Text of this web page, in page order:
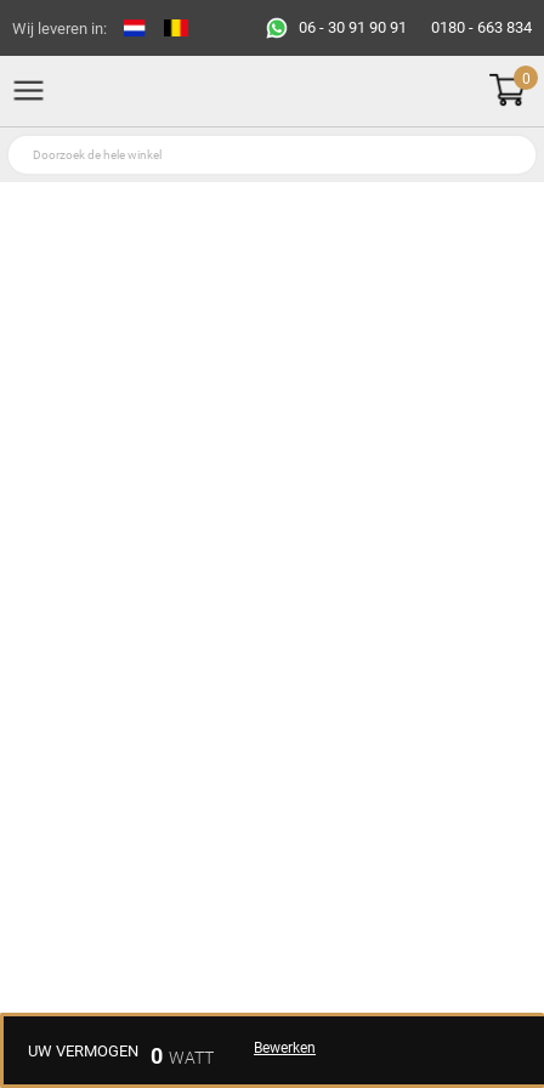
Wij leveren in: 06 - 30 91 90 91 0180 - 663 834
0
UW VERMOGEN 0 Bewerken